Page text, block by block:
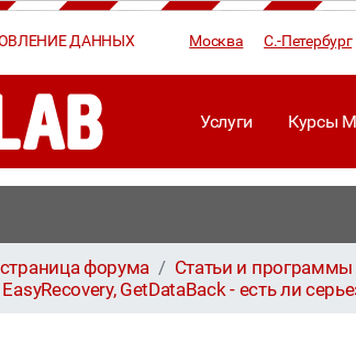
ДАННЫХ Москва С.-Петербург
Услуги Курсы
форума Статьи и программы
EasyRecovery, GetDataBack - есть ли